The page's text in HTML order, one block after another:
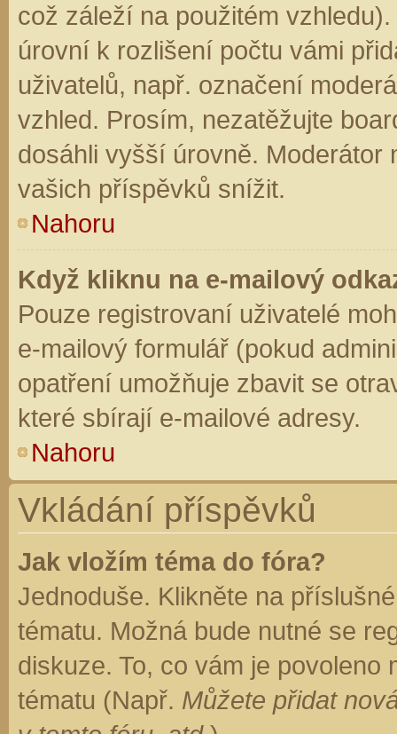
což záleží na použitém
úrovní k rozlišení počtu vámi
uživatelů, např. označení
vzhled. Prosím, nezatěžujte
dosáhli vyšší úrovně. Moderátor
vašich příspěvků snížit.
Nahoru
Když kliknu na e-mailový
Pouze registrovaní uživatelé
e-mailový formulář (pokud
opatření umožňuje zbavit se
které sbírají e-mailové adresy.
Nahoru
Vkládání příspěvků
Jak vložím téma do fóra?
Jednoduše. Klikněte na
tématu. Možná bude nutné se
diskuze. To, co vám je
tématu (Např. Můžete přidat